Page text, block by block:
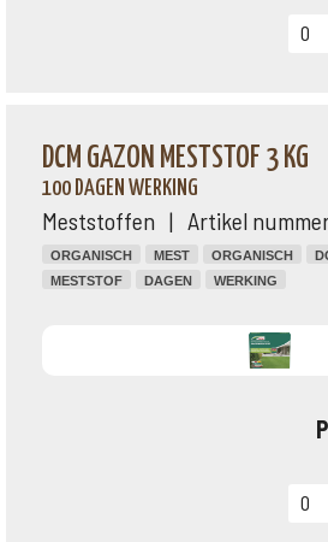
DCM GAZON MESTSTOF 3 KG
100 DAGEN WERKING
Meststoffen | Artikel nummer
ORGANISCH MEST ORGANISCH
MESTSTOF
DAGEN WERKING